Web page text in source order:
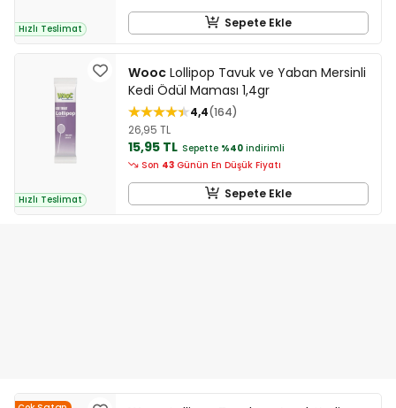
Hızlı Teslimat Sepete Ekle
Hızlı Teslimat
Wooc Lollipop Tavuk ve Yaban Mersinli
Kedi Ödül Maması 1,4gr
4,4 164
26,95 TL
15,95 TL Sepette %40 indirimli
Son 43 Günün En Düşük Fiyatı
Sepete Ekle